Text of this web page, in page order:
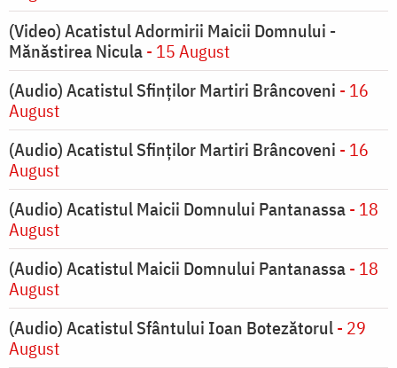
(Video) Acatistul Adormirii Maicii Domnului -
Mănăstirea Nicula- 15 August
(Audio) Acatistul Sfinților Martiri Brâncoveni - 16
August
(Audio) Acatistul Sfinților Martiri Brâncoveni - 16
August
(Audio) Acatistul Maicii Domnului Pantanassa- 18
August
(Audio) Acatistul Maicii Domnului Pantanassa- 18
August
(Audio) Acatistul Sfântului Ioan Botezătorul- 29
August